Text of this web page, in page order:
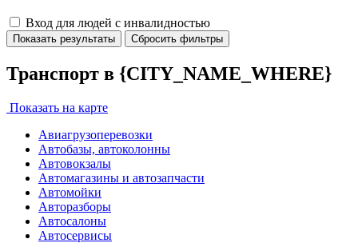
Вход для людей с инвалидностью
Показать результаты Сбросить фильтры
Транспорт в {CITY_NAME_WHERE}
Показать на карте
Авиагрузоперевозки
Автобазы, автоколонны
Автовокзалы
Автомагазины и автозапчасти
Автомойки
Авторазборы
Автосалоны
Автосервисы